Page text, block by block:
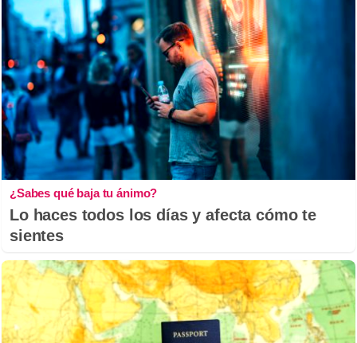
¿Sabes qué baja tu ánimo?
Lo haces todos los días y afecta cómo te
sientes